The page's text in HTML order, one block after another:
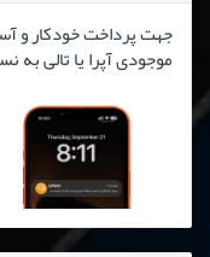
جهت پرداخت خودکار و
موجودی آپرا یا تالی